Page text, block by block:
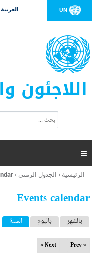
UN العربية
اللاجئون
ت
ر
ل
ح
ب

أنت
هنا
الرئيسية › الجدول الزمني ›
Events calendar
ا
ل
ب
بالشهر باليوم السنة
« Prev
Next »